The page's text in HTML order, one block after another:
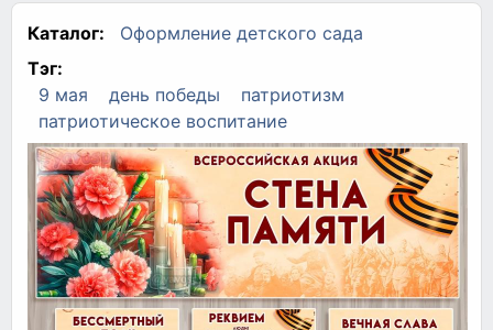
Каталог:
Оформление детского сада
Тэг:
9 мая
день победы
патриотизм
патриотическое воспитание